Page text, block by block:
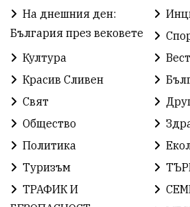
Празник
РадостинВасилев
ХристоИлиев
БългарскиСпорт
ОбщественИнтерес
ИсторияНаБългария
На днешния ден:
България през вековете
Култура
Красив Сливен
Свят
Общество
Политика
Туризъм
ТРАФИК И